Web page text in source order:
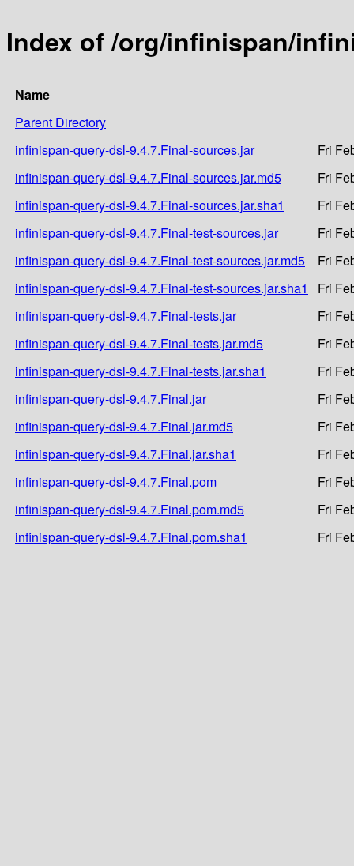
Index of /org/infinispan/
Name
Parent Directory
infinispan-query-dsl-9.4.7.Final-sources.jar
Fri
infinispan-query-dsl-9.4.7.Final-sources.jar.md5
Fri
infinispan-query-dsl-9.4.7.Final-sources.jar.sha1
Fri
infinispan-query-dsl-9.4.7.Final-test-sources.jar
Fri
infinispan-query-dsl-9.4.7.Final-test-sources.jar.md5
Fri
infinispan-query-dsl-9.4.7.Final-test-sources.jar.sha1
Fri
infinispan-query-dsl-9.4.7.Final-tests.jar
Fri
infinispan-query-dsl-9.4.7.Final-tests.jar.md5
Fri
infinispan-query-dsl-9.4.7.Final-tests.jar.sha1
Fri
infinispan-query-dsl-9.4.7.Final.jar
Fri
infinispan-query-dsl-9.4.7.Final.jar.md5
Fri
infinispan-query-dsl-9.4.7.Final.jar.sha1
Fri
infinispan-query-dsl-9.4.7.Final.pom
Fri
infinispan-query-dsl-9.4.7.Final.pom.md5
Fri
infinispan-query-dsl-9.4.7.Final.pom.sha1
Fri